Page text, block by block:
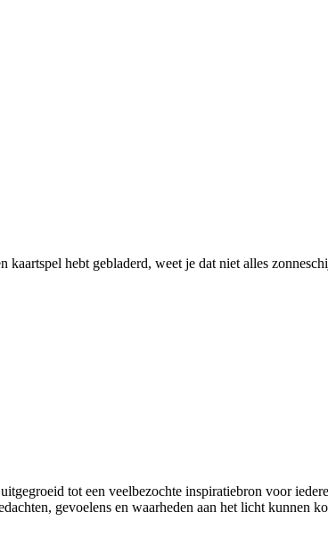
hebt gebladerd, weet je dat niet alles
tot een veelbezochte inspiratiebron voor
gevoelens en waarheden aan het licht kunnen